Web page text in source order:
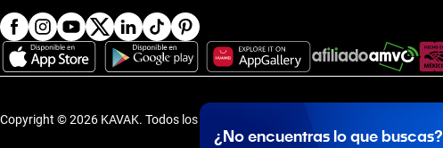
¿No encuentras lo que buscas?
Copyright © 2026 KAVAK. Todos los derechos reservados.